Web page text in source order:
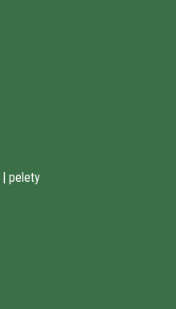
| pelety